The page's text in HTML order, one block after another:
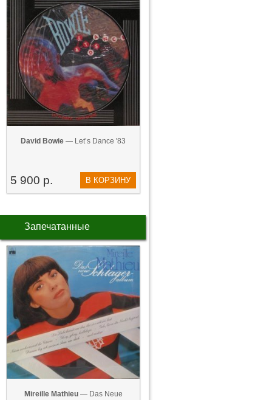
David Bowie — Let’s Dance '83
5 900 р. В КОРЗИНУ
Запечатанные
Mireille Mathieu— Das Neue